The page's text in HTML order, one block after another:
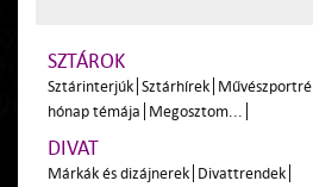
SZTÁROK
Sztárinterjúk Sztárhírek Művészportré
hónap témája Megosztom...
DIVAT
Márkák és dizájnerek Divattrendek